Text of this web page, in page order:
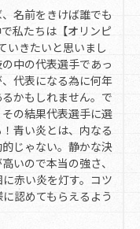
名前をきけば誰でも
私たちは【オリンピ
いきたいと思いまし
中の代表選手であっ
代表になる為に何年
かもしれません。で
の結果代表選手に選
青い炎とは、内なる
じゃない。静かな決
いので本当の強さ、
赤い炎を灯す。コツ
認めてもらえるよう